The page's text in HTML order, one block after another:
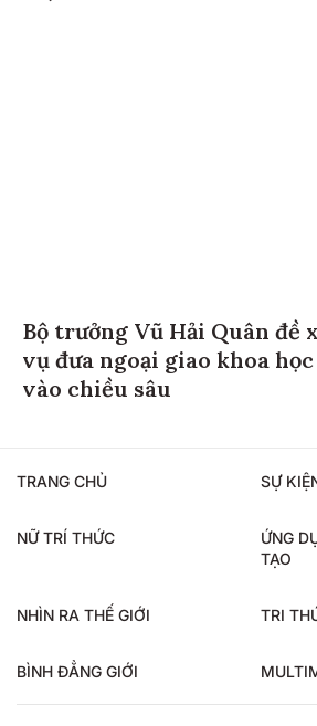
Bộ trưởng Vũ Hải Quân đề
vụ đưa ngoại giao khoa
vào chiều sâu
TRANG CHỦ SỰ
NỮ TRÍ THỨC
ỨNG
TẠO
NHÌN RA THẾ GIỚI TRI
BÌNH ĐẲNG GIỚI